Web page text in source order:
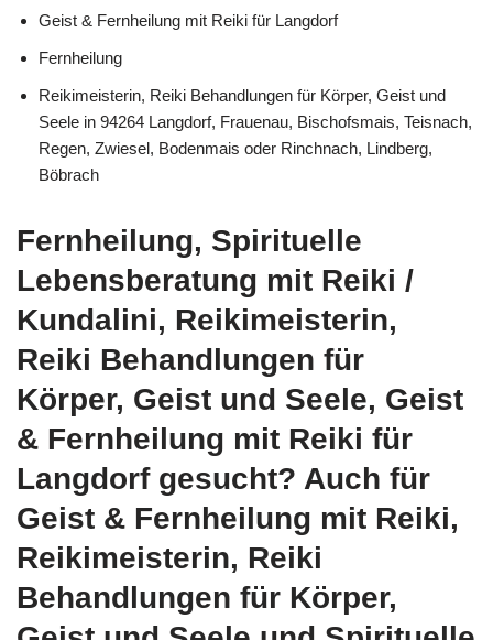
Geist & Fernheilung mit Reiki für Langdorf
Fernheilung
Reikimeisterin, Reiki Behandlungen für Körper, Geist und
Seele in 94264 Langdorf, Frauenau, Bischofsmais, Teisnach,
Regen, Zwiesel, Bodenmais oder Rinchnach, Lindberg,
Böbrach
Fernheilung, Spirituelle
Lebensberatung mit Reiki /
Kundalini, Reikimeisterin,
Reiki Behandlungen für
Körper, Geist und Seele, Geist
& Fernheilung mit Reiki für
Langdorf gesucht? Auch für
Geist & Fernheilung mit Reiki,
Reikimeisterin, Reiki
Behandlungen für Körper,